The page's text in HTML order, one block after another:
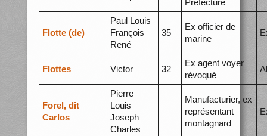
Préfecture
Flotte (de)
Paul Louis
François
René
35
Ex officier de
marine
Flottes Victor 32
Ex agent voyer
révoqué
Forel, dit
Carlos
Pierre
Louis
Joseph
Charles
Manufacturier, ex
représentant
montagnard